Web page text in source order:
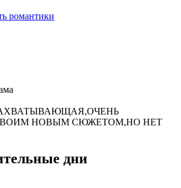
романтики
НОВЫМ СЮЖЕТОМ,НО НЕТ
дни